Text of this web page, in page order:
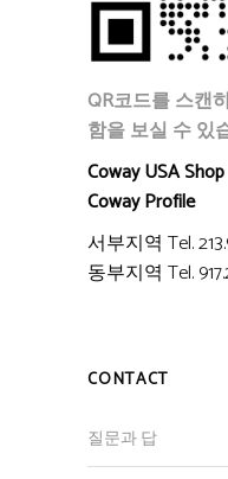
QR코드를 스캔
함을 보실 수 있
Coway USA Shop
Coway Profile
서부지역 Tel.
동부지역 Tel.
CONTACT
질문과 답